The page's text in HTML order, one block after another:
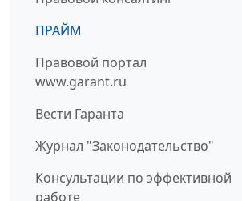
ПРАЙМ
Правовой портал
www.garant.ru
Вести Гаранта
Журнал "Законодательство"
Консультации по эффективной
работе